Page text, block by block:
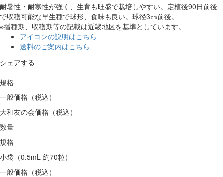
耐暑性・耐寒性が強く、生育も旺盛で栽培しやすい。定植後90日前後
で収穫可能な早生種で球形、食味も良い。球径3㎝前後。
※播種期、収穫期等の記載は近畿地区を基準としています。
アイコンの説明はこちら
送料のご案内はこちら
シェアする
規格
一般価格（税込）
大和友の会価格（税込）
数量
規格
小袋（0.5mL 約70粒）
一般価格（税込）